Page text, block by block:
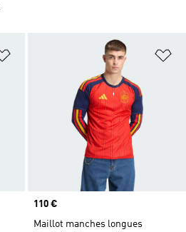
Ajouter à la Liste de produits
Prix
110 €
Maillot manches longues